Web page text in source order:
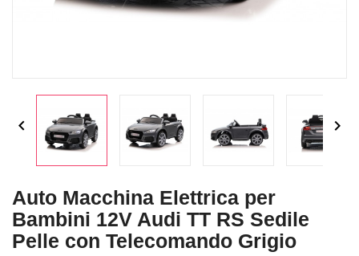
 
Auto Macchina Elettrica per
Bambini 12V Audi TT RS Sedile
Pelle con Telecomando Grigio